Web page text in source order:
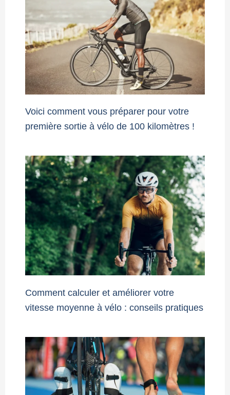
Voici comment vous préparer pour votre
première sortie à vélo de 100 kilomètres !
Comment calculer et améliorer votre
vitesse moyenne à vélo : conseils pratiques